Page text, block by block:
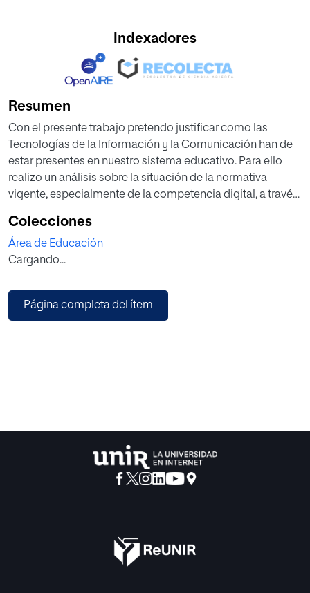
Indexadores
Resumen
Con el presente trabajo pretendo justificar como las
Tecnologías de la Información y la Comunicación han de
estar presentes en nuestro sistema educativo. Para ello
realizo un análisis sobre la situación de la normativa
vigente, especialmente de la competencia digital, a través
redes sociales en el aula.
Tanto Internet como las redes sociales las debemos
entender como un campo abierto a la reflexión y la
de la competencia digital en el alumnado.
A lo largo del proyecto se realizará una exposición sobre
Colecciones
Área de Educación
Cargando...
Página completa del ítem